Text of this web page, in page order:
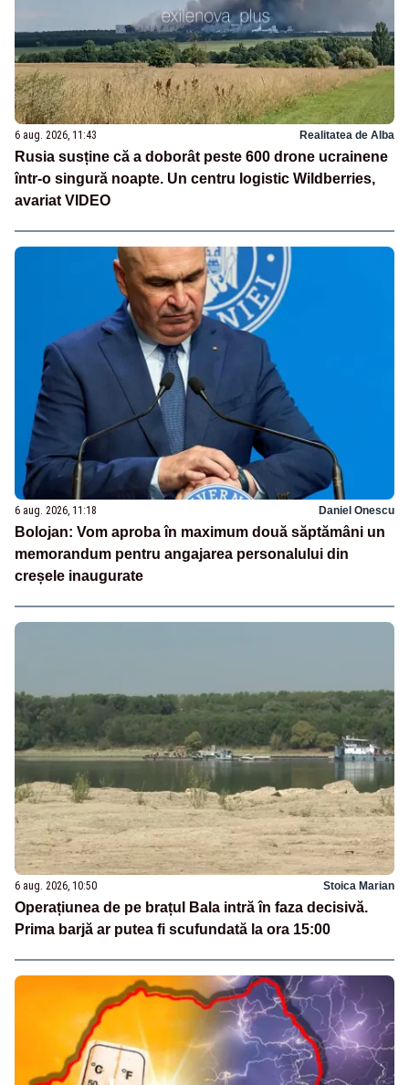
6 aug. 2026, 11:43 Realitatea de Alba
Rusia susține că a doborât peste 600 drone ucrainene
într-o singură noapte. Un centru logistic Wildberries,
avariat VIDEO
6 aug. 2026, 11:18 Daniel Onescu
Bolojan: Vom aproba în maximum două săptămâni un
memorandum pentru angajarea personalului din
creșele inaugurate
6 aug. 2026, 10:50 Stoica Marian
Operațiunea de pe brațul Bala intră în faza decisivă.
Prima barjă ar putea fi scufundată la ora 15:00